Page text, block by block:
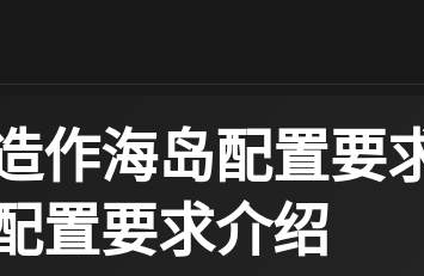
作海岛配置要
置要求介绍